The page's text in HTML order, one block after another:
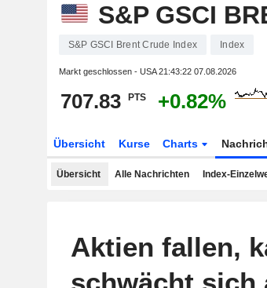
S&P GSCI
S&P GSCI Brent Crude Index Index
Markt geschlossen - USA21:43:22 07.08.2026
707.83 PTS +0.82%
Übersicht Kurse Charts
Übersicht Alle Nachrichten Index-
Aktien fallen,